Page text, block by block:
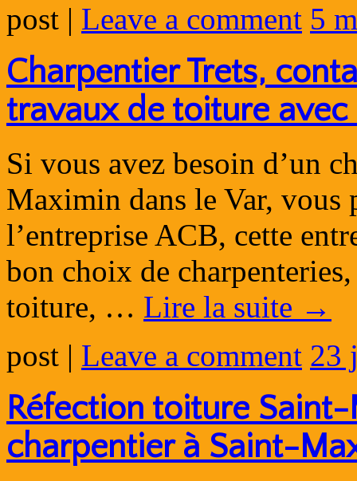
post | Leave a comment 5
Charpentier Trets,
travaux de toiture
Si vous avez besoin d’un
Maximin dans le Var, vous
l’entreprise ACB, cette
bon choix de
toiture, … Lire la suite →
post | Leave a comment 23
Réfection toiture
charpentier à Saint-